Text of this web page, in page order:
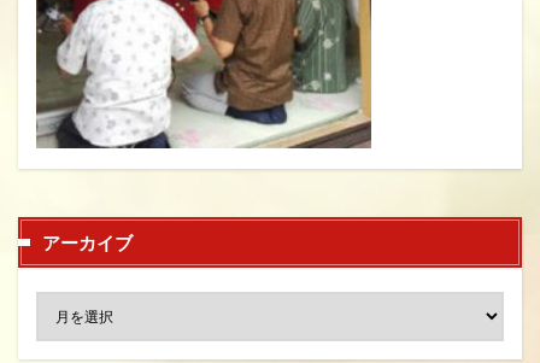
アーカイブ